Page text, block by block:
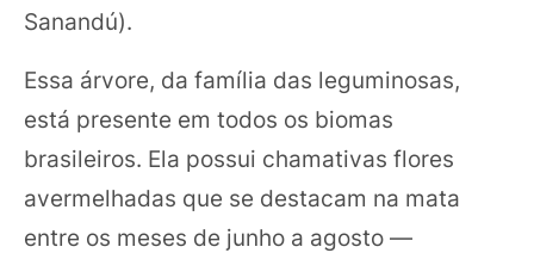
Sanandú).
Essa árvore, da família das leguminosas,
está presente em todos os biomas
brasileiros. Ela possui chamativas flores
avermelhadas que se destacam na mata
entre os meses de junho a agosto —